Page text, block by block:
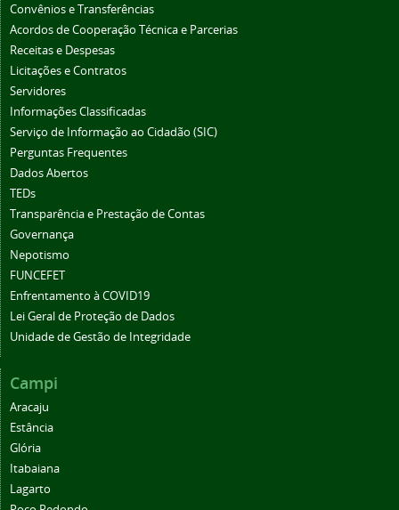
Convênios e Transferências
Acordos de Cooperação Técnica e Parcerias
Receitas e Despesas
Licitações e Contratos
Servidores
Informações Classificadas
Serviço de Informação ao Cidadão (SIC)
Perguntas Frequentes
Dados Abertos
TEDs
Transparência e Prestação de Contas
Governança
Nepotismo
FUNCEFET
Enfrentamento à COVID19
Lei Geral de Proteção de Dados
Unidade de Gestão de Integridade
Campi
Aracaju
Estância
Glória
Itabaiana
Lagarto